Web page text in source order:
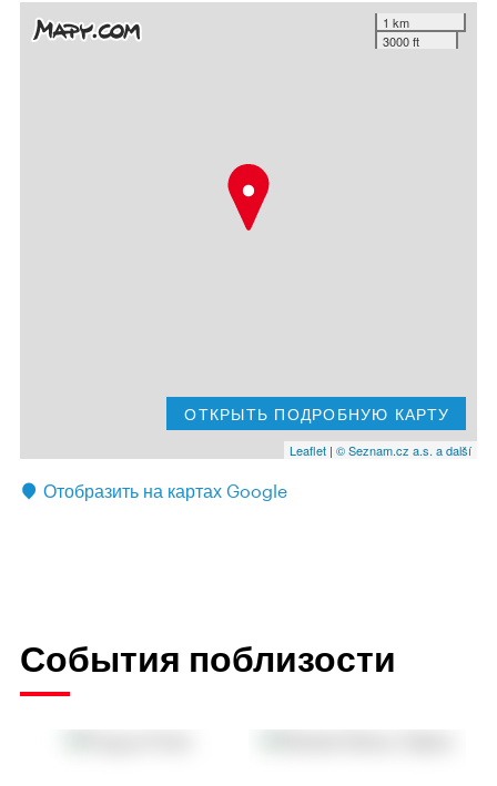
1 km
3000 ft
ОТКРЫТЬ ПОДРОБНУЮ КАРТУ
Leaflet | © Seznam.cz a.s. a další
Отобразить на картах Google
События поблизости